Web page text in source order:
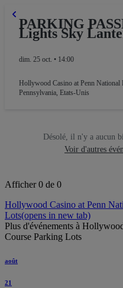
PARKING
Lights Sky
dim. 25 oct. • 14:00
Hollywood Casino at Penn National
Pennsylvania, Etats-Unis
Désolé, il n'y a aucun
Voir d'autres
Afficher 0 de 0
Hollywood Casino at Penn
Lots(opens in new tab)
Plus d'événements à
Course Parking Lots
août
21